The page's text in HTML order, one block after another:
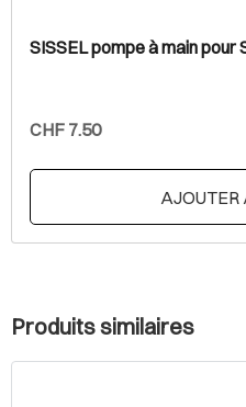
SISSEL pompe à main
CHF 7.50
AJOUTER
Produits similaires